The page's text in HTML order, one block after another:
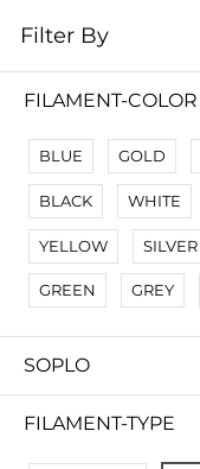
220 000 so'm
Filter By
FILAMENT-COLOR
BLUE GOLD
BLACK WHITE
YELLOW SILVER
GREEN GREY
SOPLO
FILAMENT-TYPE